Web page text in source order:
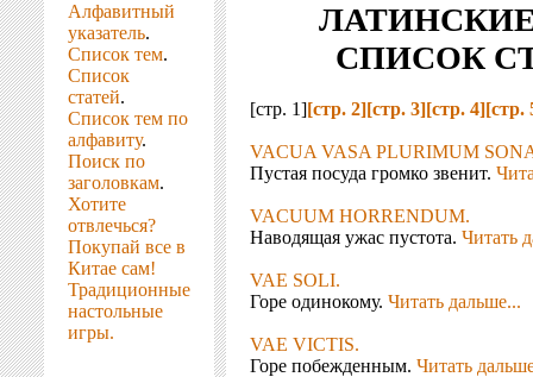
Алфавитный
указатель.
Список тем.
Список
статей.
Список тем по
алфавиту.
Поиск по
заголовкам.
Хотите
отвлечься?
Покупай все в
Китае сам!
Традиционные
настольные
игры.
СПИСОК
[стр. 1][стр. 2][стр. 3][стр. 4][стр.
VACUA VASA PLURIMUM
Пустая посуда громко звенит.
VACUUM HORRENDUM.
Наводящая ужас пустота. Читать
VAE SOLI.
Горе одинокому. Читать дальше...
VAE VICTIS.
Горе побежденным. Читать